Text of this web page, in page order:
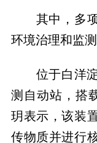
其中，多
环境治理和监测
位于白洋
测自动站，搭
玥表示，该装
传物质并进行